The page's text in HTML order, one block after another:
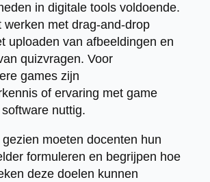
in digitale tools voldoende.
werken met drag-and-drop
uploaden van afbeeldingen en
quizvragen. Voor
games zijn
of ervaring met game
nuttig.
moeten docenten hun
formuleren en begrijpen hoe
deze doelen kunnen